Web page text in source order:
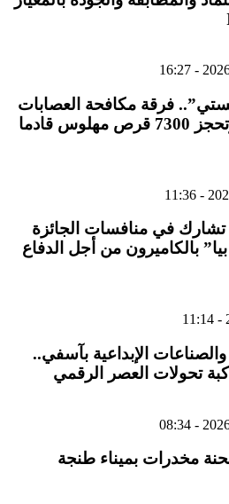
فرقة مكافحة العصابات
بأكادير تُوقف شخصين وتحجز 7300 قرص مهلوس قادما
تشارك في منافسات الجائزة
بالكاميرون من أجل الدفاع
الإبداعية بآسفي..
تحولات العصر الرقمي
مخدرات بميناء طنجة